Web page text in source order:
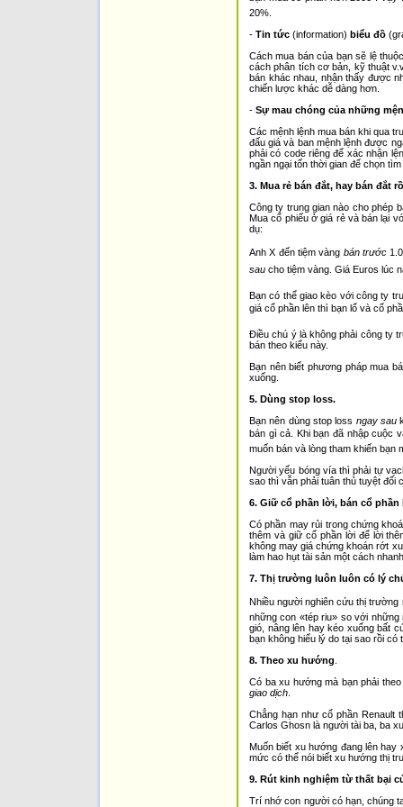
20%.
- Tin tức (information) biểu đồ
Cách mua bán của bạn sẽ lệ
cách phân tích cơ bản, kỹ thuật
bán khác nhau, nhận thấy được
chiến lược khác dễ dàng hơn.
- Sự mau chóng của những
Các mệnh lệnh mua bán khi qua
đấu giá và ban mệnh lệnh được
phải có code riêng để xác nhận
ngần ngại tốn thời gian để chọn
3. Mua rẻ bán đắt, hay bán đắt
Công ty trung gian nào cho phép
Mua cổ phiếu ở giá rẻ và bán lại
dụ:
Anh X đến tiệm vàng bán trước
sau cho tiệm vàng. Giá Euros lúc
Bạn có thể giao kèo với công ty
giá cổ phần lên thì bạn lổ và cổ
Điều chú ý là không phải công ty
bán theo kiểu này.
Bạn nên biết phương pháp mua
xuống.
5. Dùng stop loss.
Bạn nên dùng stop loss ngay sau
bán gì cả. Khi bạn đã nhập cuộc
muốn bán và lòng tham khiến bạn
Người yếu bóng vía thì phải tự
sao thì vẫn phải tuân thủ tuyệt đối
6. Giữ cổ phần lời, bán cổ phần
Có phần may rủi trong chứng
thêm và giữ cổ phần lời để lời
không may giá chứng khoán rớt
làm hao hụt tài sản một cách
7. Thị trường luôn luôn có lý
Nhiều người nghiên cứu thị trường
những con «tép riu» so với
gió, nâng lên hay kéo xuống bất
bạn không hiểu lý do tại sao rồi
8. Theo xu hướng
Có ba xu hướng mà bạn phải
giao dịch
Chẳng hạn như cổ phần Renault
Carlos Ghosn là người tài ba, ba
Muốn biết xu hướng đang lên
mức có thể nói biết xu hướng thị
9. Rút kinh nghiệm từ thất bại
Trí nhớ con người có hạn, chúng